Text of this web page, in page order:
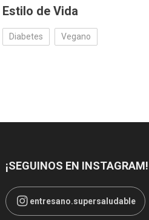
Estilo de Vida
Diabetes Vegano
¡SEGUINOS EN INSTAGRAM!
entresano.supersaludable